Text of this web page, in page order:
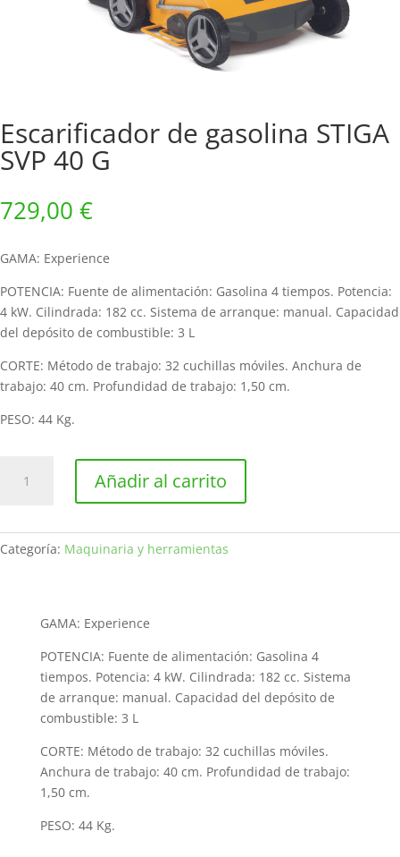
Escarificador de gasolina STIGA
SVP 40 G
729,00 €
GAMA: Experience
POTENCIA: Fuente de alimentación: Gasolina 4 tiempos. Potencia:
4 kW. Cilindrada: 182 cc. Sistema de arranque: manual. Capacidad
del depósito de combustible: 3 L
CORTE: Método de trabajo: 32 cuchillas móviles. Anchura de
trabajo: 40 cm. Profundidad de trabajo: 1,50 cm.
PESO: 44 Kg.
Escarificador
SVP
Añadir al carrito
Categoría: Maquinaria y herramientas
GAMA: Experience
POTENCIA: Fuente de alimentación: Gasolina 4
tiempos. Potencia: 4 kW. Cilindrada: 182 cc. Sistema
de arranque: manual. Capacidad del depósito de
combustible: 3 L
CORTE: Método de trabajo: 32 cuchillas móviles.
Anchura de trabajo: 40 cm. Profundidad de trabajo:
1,50 cm.
PESO: 44 Kg.